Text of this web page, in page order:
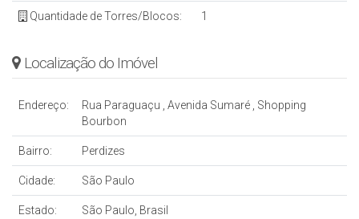
Quantidade de Torres/Blocos: 1
Localização do Imóvel
Endereço: Rua Paraguaçu , Avenida Sumaré , Shopping
Bourbon
Bairro: Perdizes
Cidade: São Paulo
Estado: São Paulo, Brasil